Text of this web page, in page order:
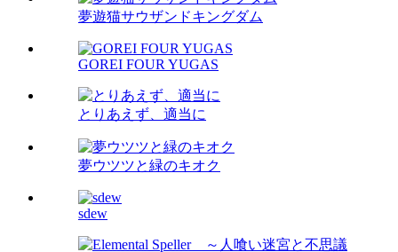
夢遊猫サウザンドキングダム
GOREI FOUR YUGAS
とりあえず、適当に
夢ウツツと緑のキオク
sdew